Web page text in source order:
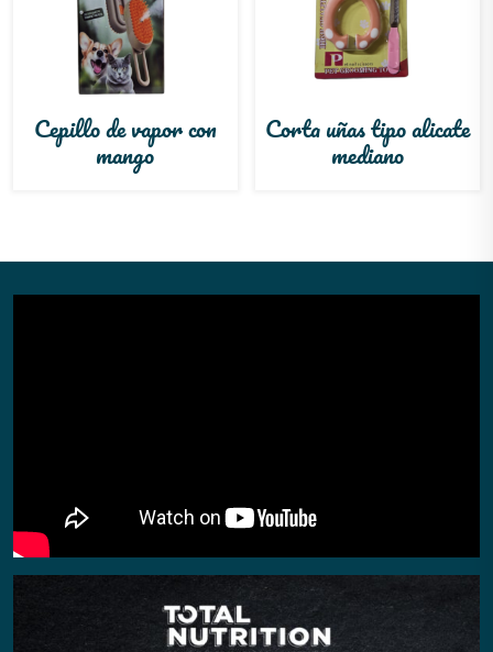
Cepillo de vapor con
mango
Corta uñas tipo alicate
mediano